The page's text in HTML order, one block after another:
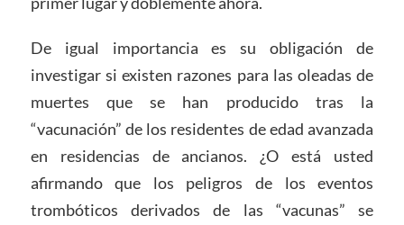
De igual importancia es su obligación de
investigar si existen razones para las oleadas de
muertes que se han producido tras la
“vacunación” de los residentes de edad avanzada
en residencias de ancianos. ¿O está usted
afirmando que los peligros de los eventos
trombóticos derivados de las “vacunas” se